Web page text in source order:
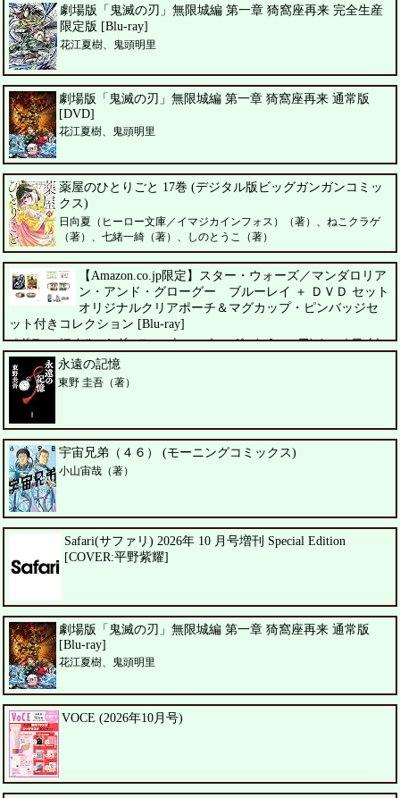
劇場版「鬼滅の刃」無限城編 第一章 猗窩座再来 完全生産
限定版 [Blu-ray]
花江夏樹、鬼頭明里
劇場版「鬼滅の刃」無限城編 第一章 猗窩座再来 通常版
[DVD]
花江夏樹、鬼頭明里
薬屋のひとりごと 17巻 (デジタル版ビッグガンガンコミッ
クス)
日向夏（ヒーロー文庫／イマジカインフォス）（著）、ねこクラゲ
（著）、七緒一綺（著）、しのとうこ（著）
【Amazon.co.jp限定】スター・ウォーズ／マンダロリア
ン・アンド・グローグー ブルーレイ ＋ ＤＶＤ セット
オリジナルクリアポーチ＆マグカップ・ピンバッジセ
ット付きコレクション [Blu-ray]
ペドロ・パスカル、シガーニー・ウィーバー、ジェレミー・アレン・ホワイト
永遠の記憶
東野 圭吾（著）
宇宙兄弟（４６） (モーニングコミックス)
小山宙哉（著）
Safari(サファリ) 2026年 10 月号増刊 Special Edition
[COVER:平野紫耀]
劇場版「鬼滅の刃」無限城編 第一章 猗窩座再来 通常版
[Blu-ray]
花江夏樹、鬼頭明里
VOCE (2026年10月号)